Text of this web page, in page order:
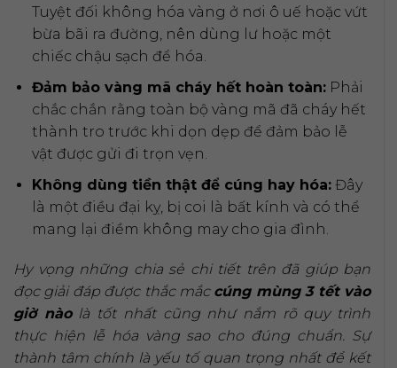
Tuyệt đối không hóa vàng ở nơi ô uế hoặc vứt
bừa bãi ra đường, nên dùng lư hoặc một
chiếc chậu sạch để hóa.
Đảm bảo vàng mã cháy hết hoàn toàn:Phải
chắc chắn rằng toàn bộ vàng mã đã cháy hết
thành tro trước khi dọn dẹp để đảm bảo lễ
vật được gửi đi trọn vẹn.
Không dùng tiền thật để cúng hay hóa:Đây
là một điều đại kỵ, bị coi là bất kính và có thể
mang lại điềm không may cho gia đình.
Hy vọng những chia sẻ chi tiết trên đã giúp bạn
đọc giải đáp được thắc mắc cúng mùng 3 tết vào
giờ nàolà tốt nhất cũng như nắm rõ quy trình
thực hiện lễ hóa vàng sao cho đúng chuẩn. Sự
thành tâm chính là yếu tố quan trọng nhất để kết